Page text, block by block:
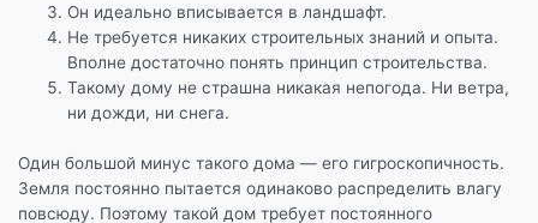
Он идеально вписывается в ландшафт.
Не требуется никаких строительных знаний и опыта.
Вполне достаточно понять принцип строительства.
Такому дому не страшна никакая непогода. Ни ветра,
ни дожди, ни снега.
Один большой минус такого дома — его гигроскопичность.
Земля постоянно пытается одинаково распределить влагу
повсюду. Поэтому такой дом требует постоянного